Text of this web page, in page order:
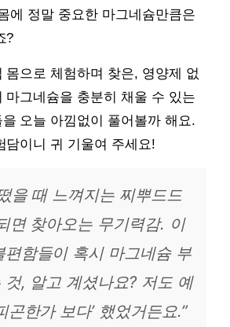
에 정말 중요한 마그네슘만큼은
?
몸으로 체험하며 찾은, 영양제 없
마그네슘을 충분히 채울 수 있는
오늘 아낌없이 풀어볼까 해요.
담이니 귀 기울여 주세요!
을 때 느껴지는 찌뿌드드
면 찾아오는 무기력감. 이
편함들이 혹시 마그네슘 부
것, 알고 계셨나요? 저도 예
곤한가 보다’ 했었거든요.”